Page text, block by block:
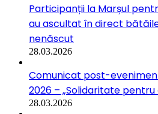
Participanții la Marșul
au ascultat în direct
nenăscut
28.03.2026
Comunicat post-
2026 – „Solidaritate pentru
28.03.2026